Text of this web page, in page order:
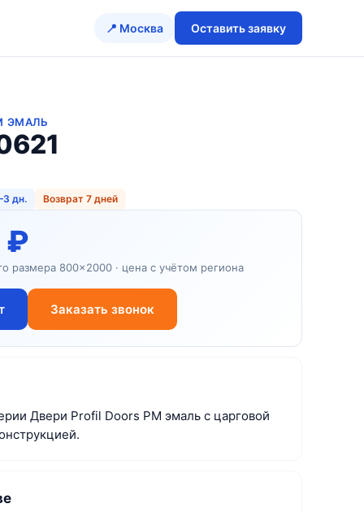
📍 Москва Оставить заявку
ЭМАЛЬ
дн. Возврат 7 дней
₽
размера 800×2000 · цена с учётом региона
Заказать звонок
Двери Profil Doors PM эмаль с царговой